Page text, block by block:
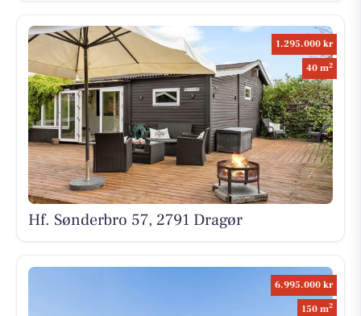
1.295.000 kr
40 m2
Hf. Sønderbro 57, 2791 Dragør
6.995.000 kr
150 m2